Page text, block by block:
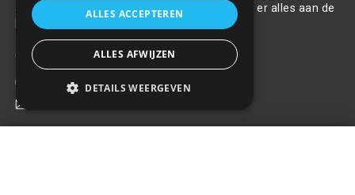
aanschaf van alle auto accessoires. Wij doen er alles aan de
beste selectie, service & prijs te bieden.
Contact
+31(0)85 486 83 17
ALLES ACCEPTEREN
ALLES AFWIJZEN
DETAILS WEERGEVEN